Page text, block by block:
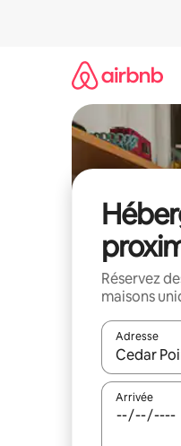
Réservez
maisons
Adresse
Lorsque
Arrivée